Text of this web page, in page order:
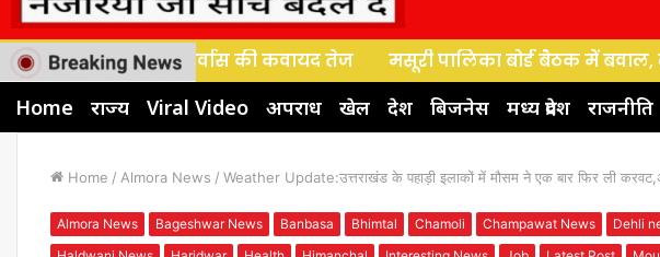
के पुनर्वास की कवायद तेज मसूरी पालिका बोर्ड बैठक में बवाल, लेनदेन के
Home राज्य Viral Video अपराध खेल देश बिजनेस मध्य प्रदेश राजनीति
Home / Almora News / Weather Update:उत्तराखंड के पहाड़ी इलाकों में मौसम ने एक बार फिर ली
Almora News Bageshwar News Banbasa Bhimtal Chamoli Champawat News Dehli